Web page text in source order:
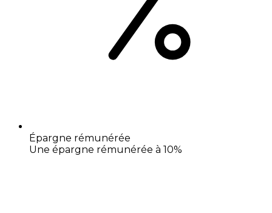
Épargne rémunérée
Une épargne rémunérée à 10%